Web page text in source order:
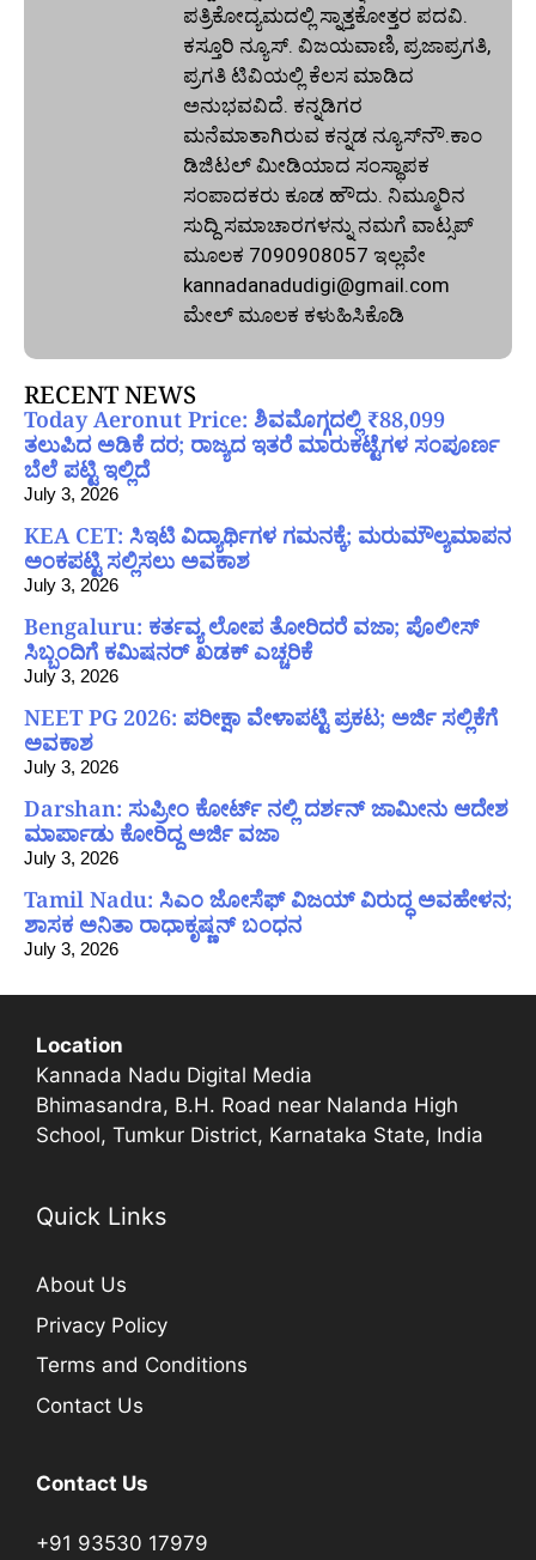
ಪತ್ರಿಕೋದ್ಯಮದಲ್ಲಿ ಸ್ನಾತ್ತಕೋತ್ತರ ಪದವಿ.
ಕಸ್ತೂರಿ ನ್ಯೂಸ್‌. ವಿಜಯವಾಣಿ, ಪ್ರಜಾಪ್ರಗತಿ,
ಪ್ರಗತಿ ಟಿವಿಯಲ್ಲಿ ಕೆಲಸ ಮಾಡಿದ
ಅನುಭವವಿದೆ. ಕನ್ನಡಿಗರ
ಮನೆಮಾತಾಗಿರುವ ಕನ್ನಡ ನ್ಯೂಸ್‌ನೌ.ಕಾಂ
ಡಿಜಿಟಲ್‌ ಮೀಡಿಯಾದ ಸಂಸ್ಥಾಪಕ
ಸಂಪಾದಕರು ಕೂಡ ಹೌದು. ನಿಮ್ಮೂರಿನ
ಸುದ್ದಿ ಸಮಾಚಾರಗಳನ್ನು ನಮಗೆ ವಾಟ್ಸಪ್‌
ಮೂಲಕ 7090908057 ಇಲ್ಲವೇ
kannadanadudigi@gmail.com
ಮೇಲ್‌ ಮೂಲಕ ಕಳುಹಿಸಿಕೊಡಿ
RECENT NEWS
Today Aeronut Price: ಶಿವಮೊಗ್ಗದಲ್ಲಿ ₹88,099
ತಲುಪಿದ ಅಡಿಕೆ ದರ; ರಾಜ್ಯದ ಇತರೆ ಮಾರುಕಟ್ಟೆಗಳ ಸಂಪೂರ್ಣ
ಬೆಲೆ ಪಟ್ಟಿ ಇಲ್ಲಿದೆ
July 3, 2026
KEA CET: ಸಿಇಟಿ ವಿದ್ಯಾರ್ಥಿಗಳ ಗಮನಕ್ಕೆ; ಮರುಮೌಲ್ಯಮಾಪನ
ಅಂಕಪಟ್ಟಿ ಸಲ್ಲಿಸಲು ಅವಕಾಶ
July 3, 2026
Bengaluru: ಕರ್ತವ್ಯ ಲೋಪ ತೋರಿದರೆ ವಜಾ; ಪೊಲೀಸ್
ಸಿಬ್ಬಂದಿಗೆ ಕಮಿಷನರ್ ಖಡಕ್ ಎಚ್ಚರಿಕೆ
July 3, 2026
NEET PG 2026: ಪರೀಕ್ಷಾ ವೇಳಾಪಟ್ಟಿ ಪ್ರಕಟ; ಅರ್ಜಿ ಸಲ್ಲಿಕೆಗೆ
ಅವಕಾಶ
July 3, 2026
Darshan: ಸುಪ್ರೀಂ ಕೋರ್ಟ್ ನಲ್ಲಿ ದರ್ಶನ್ ಜಾಮೀನು ಆದೇಶ
ಮಾರ್ಪಾಡು ಕೋರಿದ್ದ ಅರ್ಜಿ ವಜಾ
July 3, 2026
Tamil Nadu: ಸಿಎಂ ಜೋಸೆಫ್ ವಿಜಯ್ ವಿರುದ್ಧ ಅವಹೇಳನ;
ಶಾಸಕ ಅನಿತಾ ರಾಧಾಕೃಷ್ಣನ್ ಬಂಧನ
July 3, 2026
Location
Kannada Nadu Digital Media
Bhimasandra, B.H. Road near Nalanda High
School, Tumkur District, Karnataka State, India
Quick Links
About Us
Privacy Policy
Terms and Conditions
Contact Us
Contact Us
+91 93530 17979